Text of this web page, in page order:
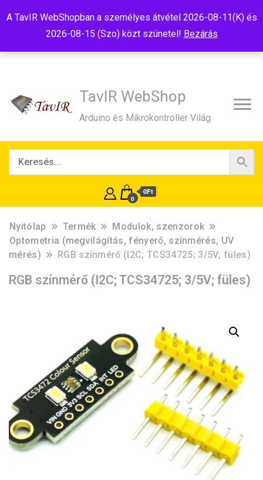
A TavIR WebShopban a személyes átvétel 2026-08-11(K) és
2026-08-15 (Szo) közt szünetel! Bezárás
TavIR WebShop
Arduino és Mikrokontroller Világ
0
0Ft
Nyitólap Termék
Modulok, szenzorok
Optometria (megvilágítás, fényerő, színmérés, UV
mérés)
RGB színmérő (I2C; TCS34725; 3/5V; füles)
RGB színmérő (I2C; TCS34725; 3/5V; füles)